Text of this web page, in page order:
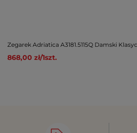
Zegarek Adriatica A3181.5115Q Damski
868,00 zł/1szt.